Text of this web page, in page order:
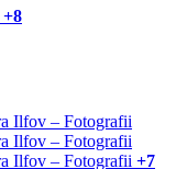
+8
+7